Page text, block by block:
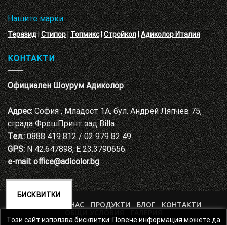
Нашите марки
Теразид|Стипор|Топмикс|Стройкол|Адиколор Италия
КОНТАКТИ
Официален Шоурум Адиколор
Адрес:София , Младост 1А, бул. Андрей Ляпчев 75,
сграда ФрешПринт зад Billa
Тел.:0888 419 812 / 02 979 82 49
GPS:N 42.647898, E 23.3790656
e-mail: office@adicolor.bg
ЗА НАС ПРОДУКТИ БЛОГ
КОНТАКТИ
ПОЛИТИКА ЗА ЗАЩИТА НА ЛИЧНИТЕ ДАННИ
БИСКВИТКИ
Този сайт използва бисквитки. Повече информация можете да